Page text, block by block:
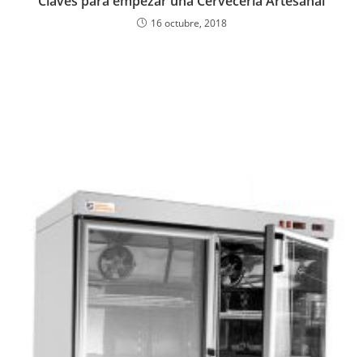
16 octubre, 2018